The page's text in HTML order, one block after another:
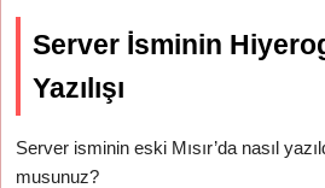
Server İsminin
Yazılışı
Server isminin eski Mısır’da nasıl
musunuz?